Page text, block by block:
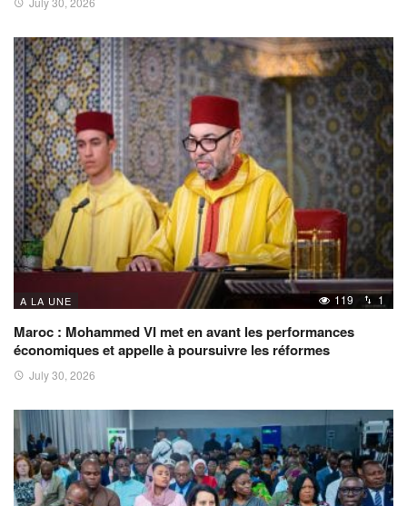
A LA UNE 119 1
Maroc : Mohammed VI met en avant les performances
économiques et appelle à poursuivre les réformes
July 30, 2026